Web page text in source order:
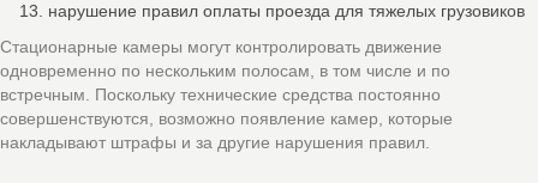
нарушение правил оплаты проезда для тяжелых грузовиков
Стационарные камеры могут контролировать движение
одновременно по нескольким полосам, в том числе и по
встречным. Поскольку технические средства постоянно
совершенствуются, возможно появление камер, которые
накладывают штрафы и за другие нарушения правил.